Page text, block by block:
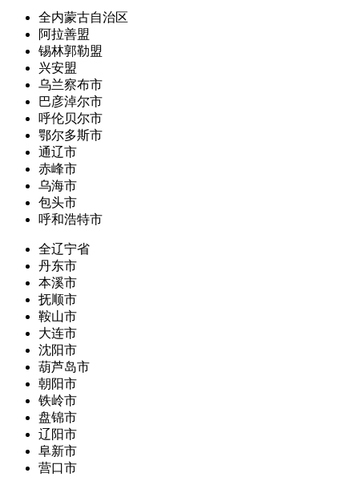
全内蒙古自治区
阿拉善盟
锡林郭勒盟
兴安盟
乌兰察布市
巴彦淖尔市
呼伦贝尔市
鄂尔多斯市
通辽市
赤峰市
乌海市
包头市
呼和浩特市
全辽宁省
丹东市
本溪市
抚顺市
鞍山市
大连市
沈阳市
葫芦岛市
朝阳市
铁岭市
盘锦市
辽阳市
阜新市
营口市